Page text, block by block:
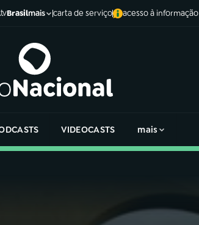
tvBrasilmais carta de serviço acesso à informação
VIDEOCASTS mais